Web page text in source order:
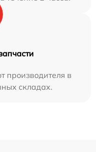
производителя в
складах.